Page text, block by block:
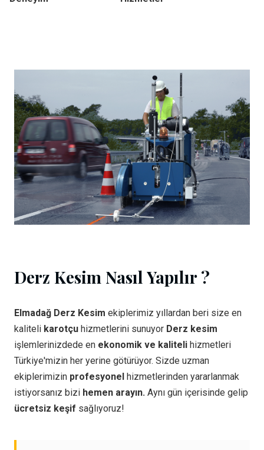
Derz Kesim Nasıl Yapılır ?
Elmadağ Derz Kesim ekiplerimiz yıllardan beri size en
kaliteli karotçu hizmetlerini sunuyor Derz kesim
işlemlerinizdede en ekonomik ve kaliteli hizmetleri
Türkiye'mizin her yerine götürüyor. Sizde uzman
ekiplerimizin profesyonel hizmetlerinden yararlanmak
istiyorsanız bizi hemen arayın. Aynı gün içerisinde gelip
ücretsiz keşif sağlıyoruz!